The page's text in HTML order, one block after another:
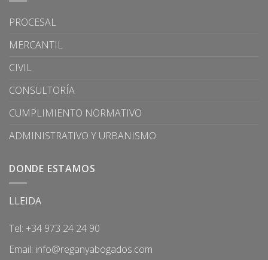
PROCESAL
MERCANTIL
CIVIL
CONSULTORÍA
CUMPLIMIENTO NORMATIVO
ADMINISTRATIVO Y URBANISMO
DONDE ESTAMOS
LLEIDA
Tel: +34 973 24 24 90
Email: info@reganyabogados.com